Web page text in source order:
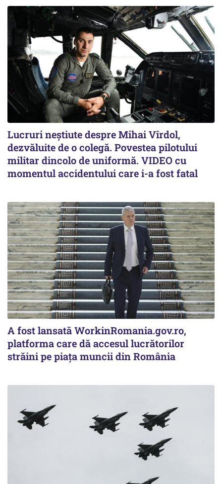
Lucruri neștiute despre Mihai Vîrdol,
dezvăluite de o colegă. Povestea pilotului
militar dincolo de uniformă. VIDEO cu
momentul accidentului care i-a fost fatal
A fost lansată WorkinRomania.gov.ro,
platforma care dă accesul lucrătorilor
străini pe piața muncii din România